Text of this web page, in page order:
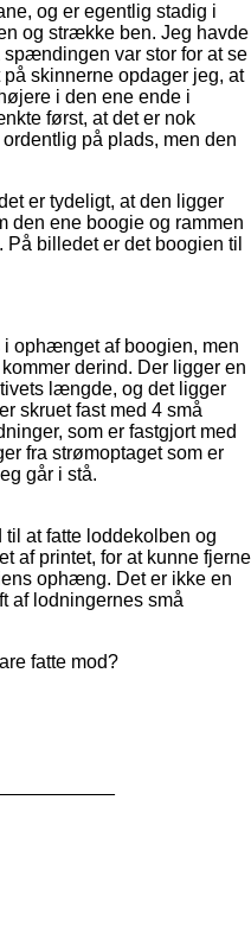
og er egentlig stadig i
og strække ben. Jeg havde
var stor for at se
skinnerne opdager jeg, at
i den ene ende i
først, at det er nok
på plads, men den
er tydeligt, at den ligger
den ene boogie og rammen
billedet er det boogien til
ophænget af boogien, men
derind. Der ligger en
længde, og det ligger
skruet fast med 4 små
som er fastgjort med
fra strømoptaget som er
går i stå.
at fatte loddekolben og
af printet, for at kunne fjerne
ophæng. Det er ikke en
af lodningernes små
fatte mod?